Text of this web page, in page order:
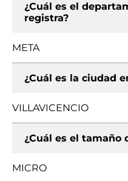
¿Cuál es el
registra?
META
¿Cuál es la ciudad
VILLAVICENCIO
¿Cuál es el tamaño
MICRO